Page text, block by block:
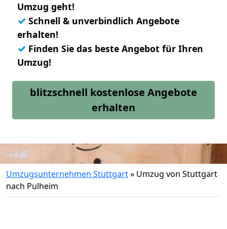
Umzug geht!
✓ Schnell & unverbindlich Angebote
erhalten!
✓ Finden Sie das beste Angebot für Ihren
Umzug!
blitzschnell kostenlose Angebote
erhalten
Umzugsunternehmen Stuttgart» Umzug von Stuttgart
nach Pulheim